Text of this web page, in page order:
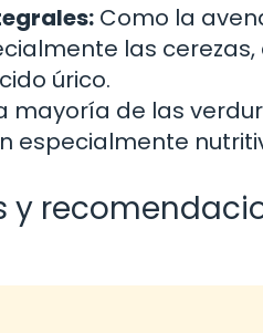
Como la
las
úrico.
mayoría de las
especialmente
y